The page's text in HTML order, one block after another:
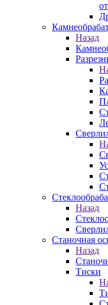
Назад
Назад
Станочная
Назад
Тиски